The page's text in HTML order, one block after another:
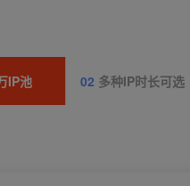
IP池 02 多种IP时长可选